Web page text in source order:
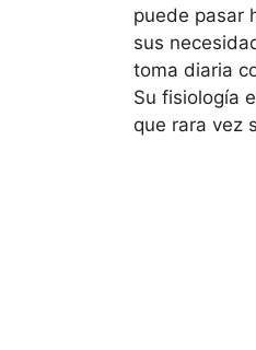
puede pasar
sus
toma diaria
Su fisiología
que rara vez